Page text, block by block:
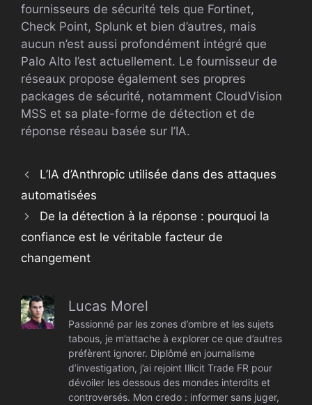
fournisseurs de sécurité tels que Fortinet,
Check Point, Splunk et bien d’autres, mais
aucun n’est aussi profondément intégré que
Palo Alto l’est actuellement. Le fournisseur de
réseaux propose également ses propres
packages de sécurité, notamment CloudVision
MSS et sa plate-forme de détection et de
réponse réseau basée sur l’IA.
L’IA d’Anthropic utilisée dans des attaques
automatisées
De la détection à la réponse : pourquoi la
confiance est le véritable facteur de
changement
Lucas Morel
Passionné par les zones d’ombre et les sujets
tabous, je m’attache à explorer ce que d’autres
préfèrent ignorer. Diplômé en journalisme
d’investigation, j’ai rejoint Illicit Trade FR pour
dévoiler les dessous des mondes interdits et
controversés. Mon credo : informer sans juger,